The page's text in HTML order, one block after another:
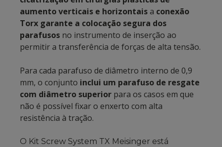
aumento verticais e horizontaisa conexão
Torx garante a colocação segura dos
parafusos no instrumento de inserção ao
permitir a transferência de forças de alta tensão.
Para cada parafuso de diâmetro interno de 0,9
mm, o conjunto inclui um parafuso de resgate
com diâmetro superior para os casos em que
não é possível fixar o enxerto com alta
resistência à tração.
O Kit Screw System TX Meisinger está